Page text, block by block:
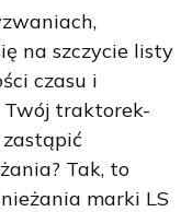
na szczycie listy
czasu i
Twój traktorek-
zastąpić
Tak, to
marki LS